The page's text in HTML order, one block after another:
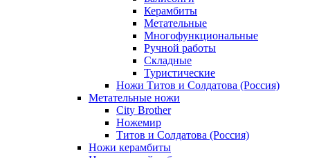
Керамбиты
Метательные
Многофункциональные
Ручной работы
Складные
Туристические
Ножи Титов и Солдатова (Россия)
Метательные ножи
City Brother
Ножемир
Титов и Солдатова (Россия)
Ножи керамбиты